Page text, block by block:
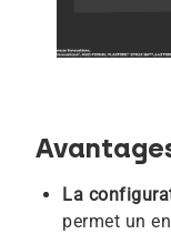
La
permet un